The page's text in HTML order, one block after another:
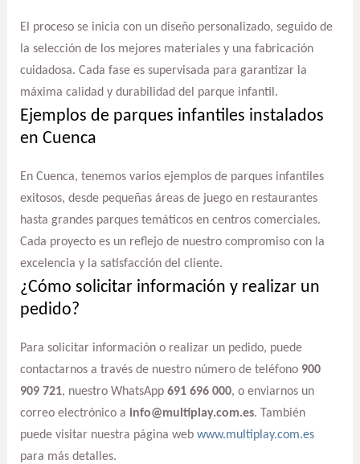
El proceso se inicia con un diseño personalizado, seguido de
la selección de los mejores materiales y una fabricación
cuidadosa. Cada fase es supervisada para garantizar la
máxima calidad y durabilidad del parque infantil.
Ejemplos de parques infantiles instalados
en Cuenca
En Cuenca, tenemos varios ejemplos de parques infantiles
exitosos, desde pequeñas áreas de juego en restaurantes
hasta grandes parques temáticos en centros comerciales.
Cada proyecto es un reflejo de nuestro compromiso con la
excelencia y la satisfacción del cliente.
¿Cómo solicitar información y realizar un
pedido?
Para solicitar información o realizar un pedido, puede
contactarnos a través de nuestro número de teléfono 900
909 721, nuestro WhatsApp 691 696 000, o enviarnos un
correo electrónico a info@multiplay.com.es. También
puede visitar nuestra página web www.multiplay.com.es
para más detalles.